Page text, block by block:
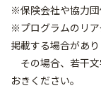
※保険会社や協力団
※プログラムのリ
掲載する場合があり
その場合、 若干
おきください。